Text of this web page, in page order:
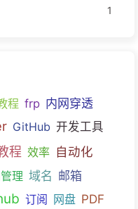
1
程 frp 内网穿透
GitHub 开发工具
程 效率 自动化
理 域名 邮箱
订阅 网盘 PDF